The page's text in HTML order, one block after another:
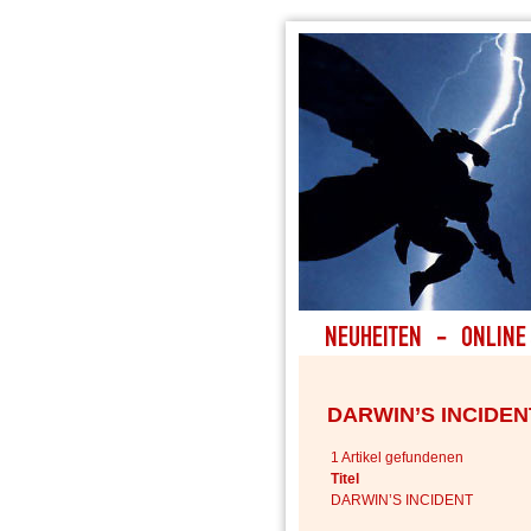
DARWIN’S
1 Artikel gefundenen
Titel
DARWIN’S INCIDENT